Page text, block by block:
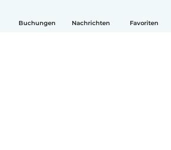
Buchungen Nachrichten Favoriten